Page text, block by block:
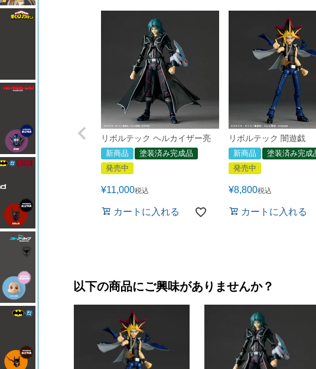
リボルテック ヘルカイザー亮
新商品
塗装済み完成品
発売中
¥11,000税込
カートに入れる
リボルテック 闇遊戯
新商品
塗装済み完成
発売中
¥8,800税込
カートに入れる
以下の商品にご興味がありませんか？